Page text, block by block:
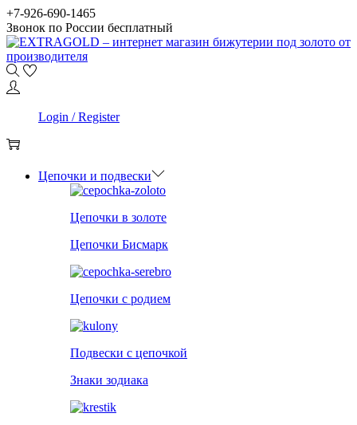
Skip
to
navigation
Skip
to
content
+7-926-690-1465
Звонок по России бесплатный
Login / Register
Цепочки и подвески
Цепочки в золоте
Цепочки Бисмарк
Цепочки с родием
Подвески с цепочкой
Знаки зодиака